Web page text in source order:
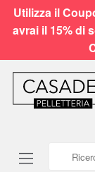
Utilizza il
avrai il 15% di